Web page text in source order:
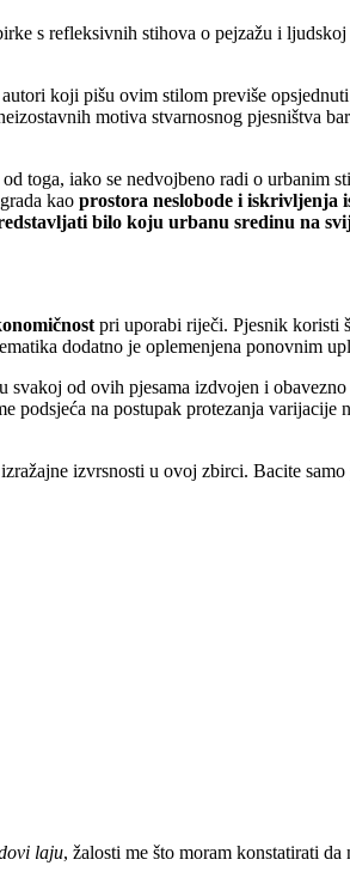
s refleksivnih stihova o pejzažu i
koji pišu ovim stilom previše
motiva stvarnosnog pjesništva
toga, iako se nedvojbeno radi o urbanim
kao prostora neslobode i iskrivljenja
bilo koju urbanu sredinu na
pri uporabi riječi. Pjesnik koristi
dodatno je oplemenjena ponovnim
od ovih pjesama izdvojen i
podsjeća na postupak protezanja
izvrsnosti u ovoj zbirci. Bacite
laju, žalosti me što moram konstatirati da